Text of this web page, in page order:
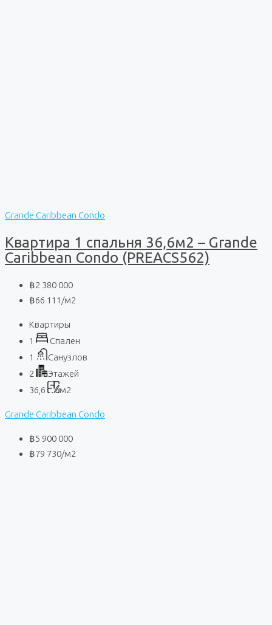
Grande Caribbean Condo
Квартира 1 спальня 36,6м2 – Grande
Caribbean Condo (PREACS562)
฿2 380 000
฿66 111 /м2
Квартиры
1
Спален
1
Санузлов
2
Этажей
36,6
м2
Grande Caribbean Condo
฿5 900 000
฿79 730/м2